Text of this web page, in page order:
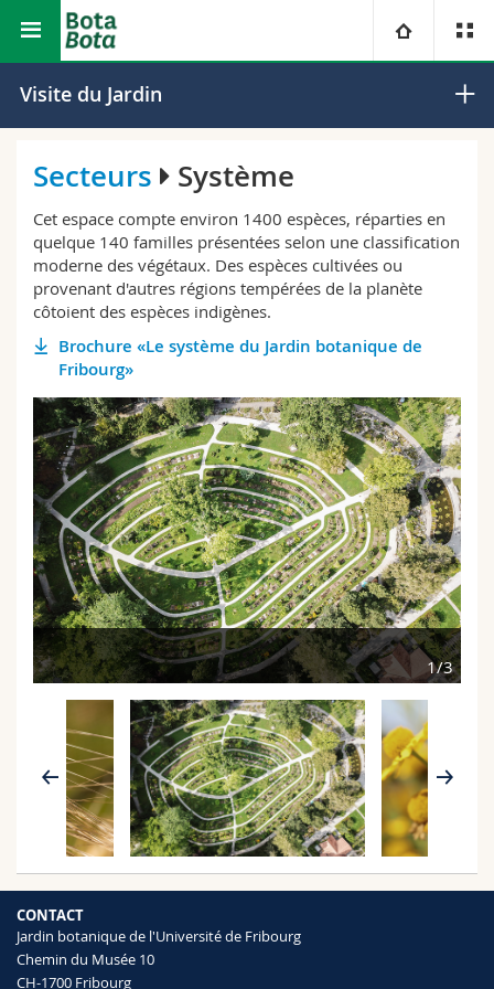
Université
Campus
Recherche
Théologie
Droit
Sciences de l'éducation et de la formation
Sciences et médecine
Interfacultaire
Vous êtes
Futurs étudiants
Chercheurs
Collaborateurs
Doctorants
Ressources
Plan d'accès
Bibliothèques
Webmail
Programme des cours
MyUnifr
Faculté des sciences et de médecine Jardin botanique
Visite du Jardin
Secteurs Système
Cet espace compte environ 1400 espèces, réparties en
quelque 140 familles présentées selon une classification
moderne des végétaux. Des espèces cultivées ou
provenant d'autres régions tempérées de la planète
côtoient des espèces indigènes.
Brochure «Le système du Jardin botanique de
Fribourg»
1/3
CONTACT
Jardin botanique de l'Université de Fribourg
Chemin du Musée 10
CH-1700 Fribourg